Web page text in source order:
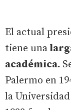
El actual
tiene una
académica.
Palermo en
la